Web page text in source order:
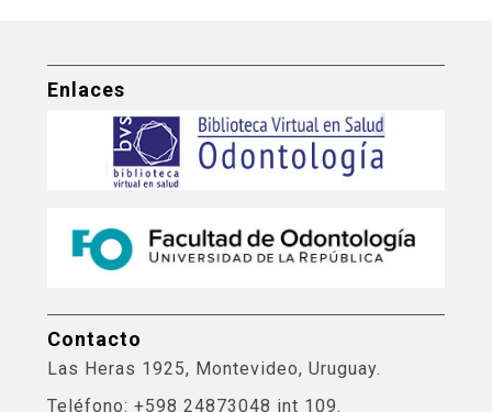
Enlaces
Contacto
Las Heras 1925, Montevideo, Uruguay.
Teléfono: +598 24873048 int 109.